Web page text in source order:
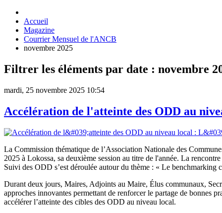
Accueil
Magazine
Courrier Mensuel de l'ANCB
novembre 2025
Filtrer les éléments par date : novembre
mardi, 25 novembre 2025 10:54
Accélération de l'atteinte des ODD au
La Commission thématique de l’Association Nationale des
2025 à Lokossa, sa deuxième session au titre de l'année. La
Suivi des ODD s’est déroulée autour du thème : « Le benchmarking
Durant deux jours, Maires, Adjoints au Maire, Élus communaux,
approches innovantes permettant de renforcer le partage de bonnes
accélérer l’atteinte des cibles des ODD au niveau local.